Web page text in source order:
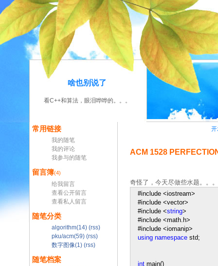
啥也别说了
看C++和算法，眼泪哗哗的。。。
常用链接
我的随笔
我的评论
我参与的随笔
留言簿(4)
给我留言
查看公开留言
查看私人留言
随笔分类
algorithm(14) (rss)
pku/acm(59) (rss)
数字图像(1) (rss)
随笔档案
ACM 1528
奇怪了，今天尽做些水题。。
#include <iostream>
#include <vector>
#include <string>
#include <math.h>
#include <iomanip>
using namespace std;
int main()